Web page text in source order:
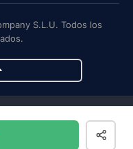
S.L.U. Todos los